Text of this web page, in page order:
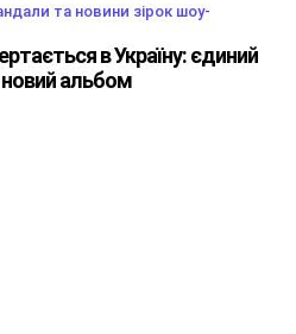
та новини зірок шоу-
в Україну: єдиний
новий альбом